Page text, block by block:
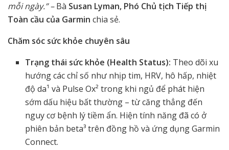
mỗi ngày.” –Bà Susan Lyman, Phó Chủ tịch Tiếp thị
Toàn cầu của Garmin chia sẻ.
Chăm sóc sức khỏe chuyên sâu
Trạng thái sức khỏe (Health Status): Theo dõi xu
hướng các chỉ số như nhịp tim, HRV, hô hấp, nhiệt
độ da¹ và Pulse Ox² trong khi ngủ để phát hiện
sớm dấu hiệu bất thường – từ căng thẳng đến
nguy cơ bệnh lý tiềm ẩn. Hiện tính năng đã có ở
phiên bản beta³ trên đồng hồ và ứng dụng Garmin
Connect.